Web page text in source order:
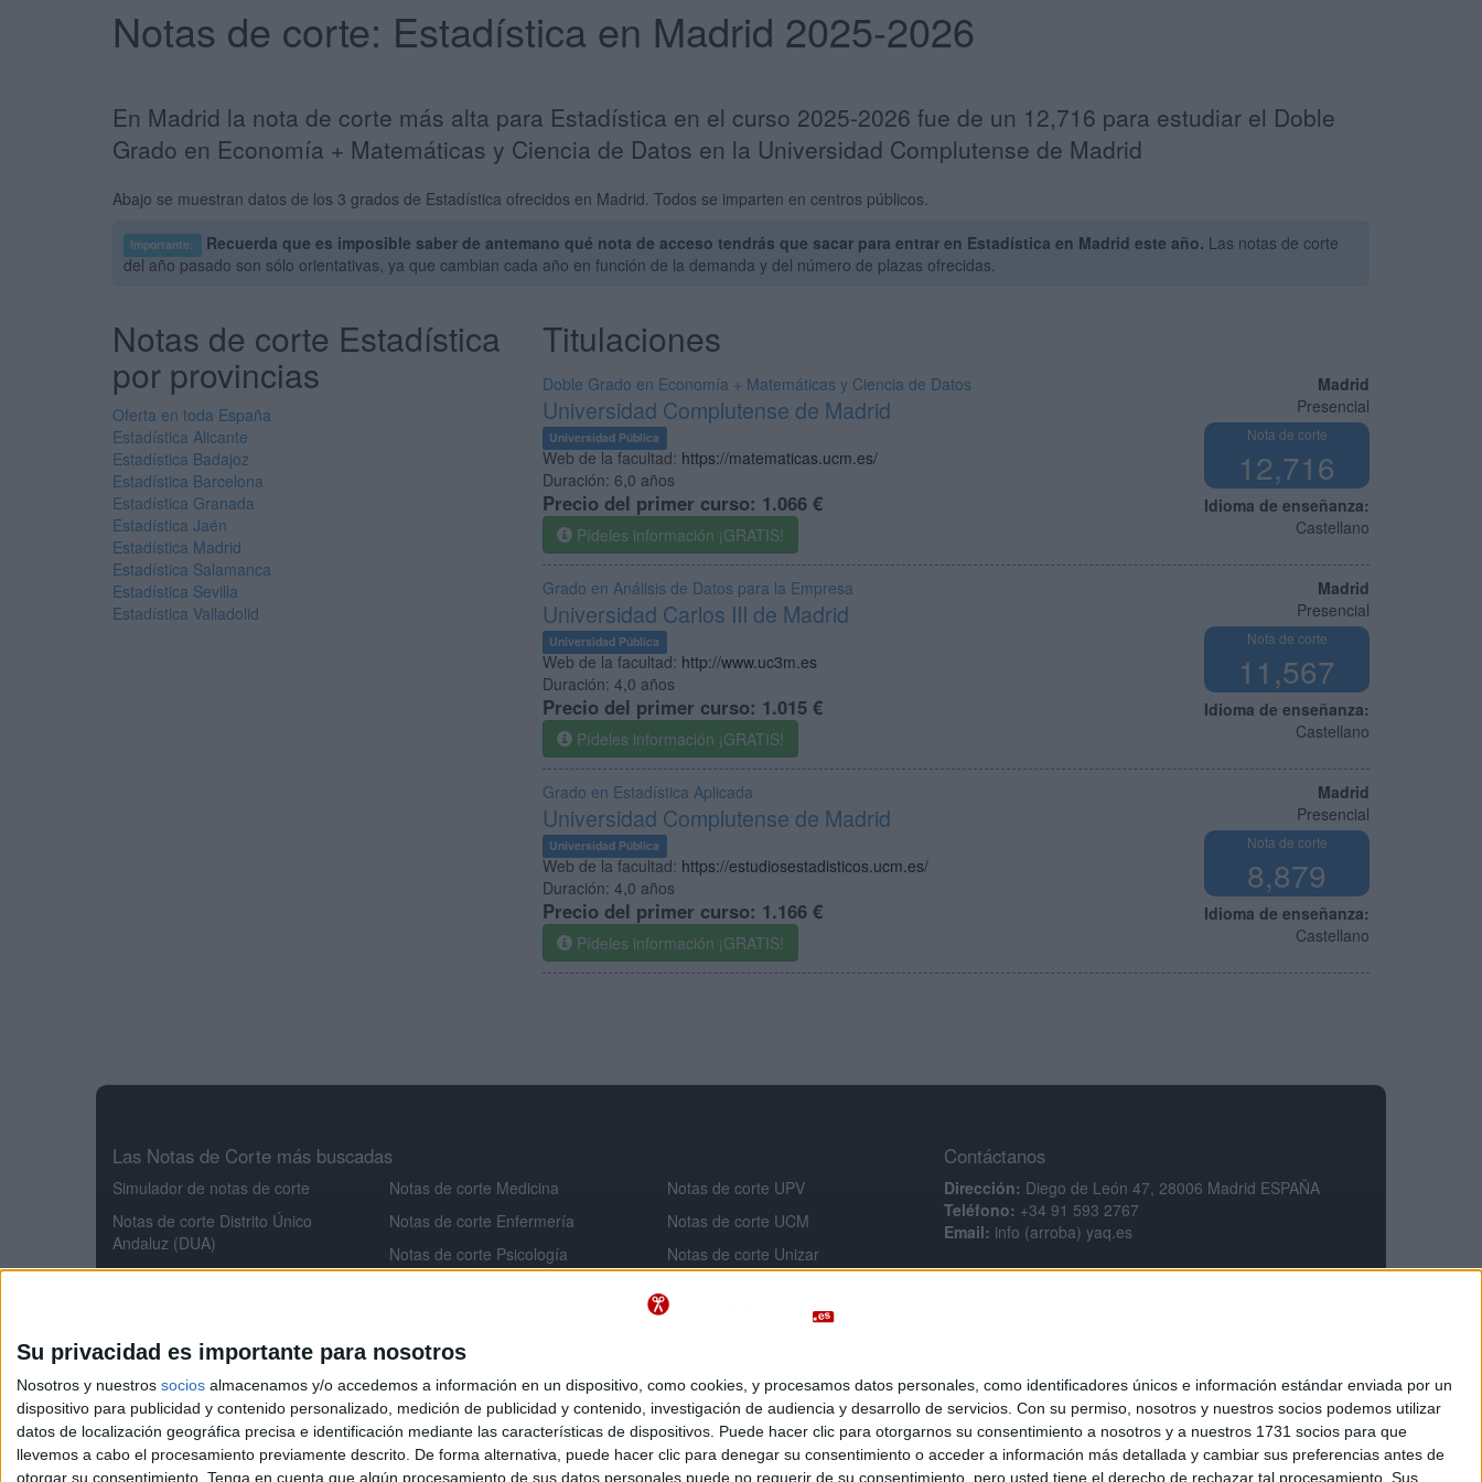
Su privacidad es importante para nosotros
Nosotros y nuestros socios almacenamos y/o accedemos a información en un dispositivo, como cookies, y procesamos datos personales, como identificadores únicos e información estándar enviada por un
dispositivo para publicidad y contenido personalizado, medición de publicidad y contenido, investigación de audiencia y desarrollo de servicios. Con su permiso, nosotros y nuestros socios podemos utilizar
datos de localización geográfica precisa e identificación mediante las características de dispositivos. Puede hacer clic para otorgarnos su consentimiento a nosotros y a nuestros 1731 socios para que
llevemos a cabo el procesamiento previamente descrito. De forma alternativa, puede hacer clic para denegar su consentimiento o acceder a información más detallada y cambiar sus preferencias antes de
otorgar su consentimiento. Tenga en cuenta que algún procesamiento de sus datos personales puede no requerir de su consentimiento, pero usted tiene el derecho de rechazar tal procesamiento. Sus
Notas de corte: Estadística en Madrid 2025-2026
En Madrid la nota de corte más alta para Estadística en el curso 2025-2026 fue de un 12,716 para estudiar el Doble
Grado en Economía + Matemáticas y Ciencia de Datos en la Universidad Complutense de Madrid
Abajo se muestran datos de los 3 grados de Estadística ofrecidos en Madrid. Todos se imparten en centros públicos.
Importante: Recuerda que es imposible saber de antemano qué nota de acceso tendrás que sacar para entrar en Estadística en Madrid este año. Las notas de corte
del año pasado son sólo orientativas, ya que cambian cada año en función de la demanda y del número de plazas ofrecidas.
Titulaciones
Madrid
Presencial
Nota de corte
12,716
Idioma de enseñanza:
Castellano
Doble Grado en Economía + Matemáticas y Ciencia de Datos
Universidad Complutense de Madrid
Universidad Pública
Web de la facultad: https://matematicas.ucm.es/
Duración: 6,0 años
Precio del primer curso: 1.066 €
Pídeles información ¡GRATIS!
Madrid
Presencial
Nota de corte
11,567
Idioma de enseñanza:
Castellano
Grado en Análisis de Datos para la Empresa
Universidad Carlos III de Madrid
Universidad Pública
Web de la facultad: http://www.uc3m.es
Duración: 4,0 años
Precio del primer curso: 1.015 €
Pídeles información ¡GRATIS!
Madrid
Presencial
Nota de corte
8,879
Idioma de enseñanza:
Castellano
Grado en Estadística Aplicada
Universidad Complutense de Madrid
Universidad Pública
Web de la facultad: https://estudiosestadisticos.ucm.es/
Duración: 4,0 años
Precio del primer curso: 1.166 €
Pídeles información ¡GRATIS!
Notas de corte Estadística
por provincias
Oferta en toda España
Estadística Alicante
Estadística Badajoz
Estadística Barcelona
Estadística Granada
Estadística Jaén
Estadística Madrid
Estadística Salamanca
Estadística Sevilla
Estadística Valladolid
Las Notas de Corte más buscadas
Simulador de notas de corte
Notas de corte Distrito Único
Andaluz (DUA)
Notas de corte Madrid
Notas de corte Cataluña
Notas de corte Galicia
Notas de corte Granada
Notas de corte Medicina
Notas de corte Enfermería
Notas de corte Psicología
Aeroespacial
Notas de corte Criminología
Notas de corte Derecho
Notas de corte Inef
Notas de corte UPV
Notas de corte UCM
Notas de corte Unizar
Notas de corte USAL
Notas de corte UA
Contáctanos
Dirección: Diego de León 47, 28006 Madrid ESPAÑA
Teléfono: +34 91 593 2767
Email: info (arroba) yaq.es
Política de cookies